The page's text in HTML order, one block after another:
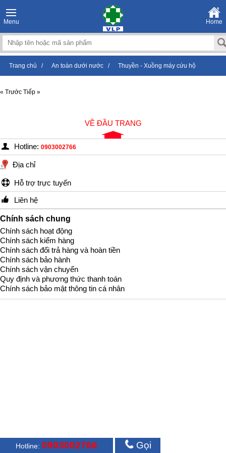
Menu Home
Trang chủ / An toàn dưới nước / Thuyền - Xuồng máy cứu hộ
« Trước Tiếp »
VỀ ĐẦU TRANG
Hotline: 0903002766
Địa chỉ
Hỗ trợ trực tuyến
Liên hệ
Chính sách chung
Chính sách hoạt động
Chính sách kiểm hàng
Chính sách đổi trả hàng và hoàn tiền
Chính sách bảo hành
Chính sách vận chuyển
Quy định và phương thức thanh toán
Chính sách bảo mật thông tin cá nhân
Hotline: 0903002766 Gọi